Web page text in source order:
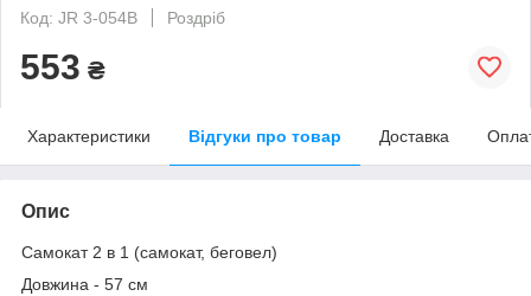
Код: JR 3-054B
Роздріб
553 ₴
Характеристики Відгуки про товар Доставка
Опис
Самокат 2 в 1 (самокат, беговел)
Довжина - 57 см